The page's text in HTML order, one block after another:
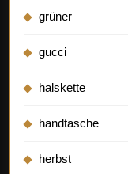
grüner
gucci
halskette
handtasche
herbst